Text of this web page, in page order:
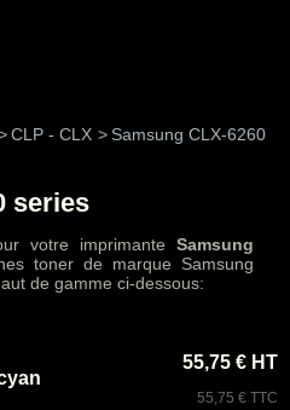
CLP - CLX > Samsung CLX-6260
series
votre imprimante Samsung
toner de marque Samsung
de gamme ci-dessous:
55,75 € HT
55,75 € TTC